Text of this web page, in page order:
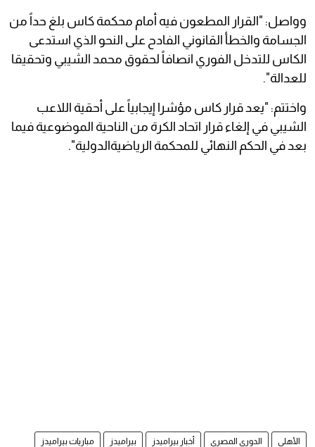
وواصل: "القرار المطعون فيه أمام محكمة كاس بلغ حداً من
الجسامة والخطأ القانوني الفادح على النحو الذي استدعى
الكاس للتدخل الفوري انصافاً لحقوق محمد الشيبي وتحقيقا
للعدالة".
واختتم: "يعد قرار كاس مؤشرا إيجابياً على أحقية اللاعب
الشيبي في إلغاء قرار اتحاد الكرة من الناحية الموضوعية فيما
بعد في الحكم النهائي للمحكمة الرياضيةالدولية".
الأهلي الدوري المصري أخبار بيراميدز بيراميدز مباريات بيراميدز